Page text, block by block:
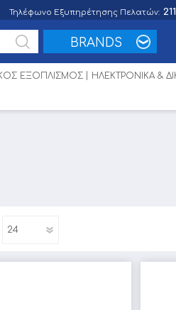
Τηλέφωνο Εξυπηρέτησης Πελατών:
BRANDS
ΕΞΟΠΛΙΣΜΟΣ ΗΛΕΚΤΡΟΝΙΚΑ &